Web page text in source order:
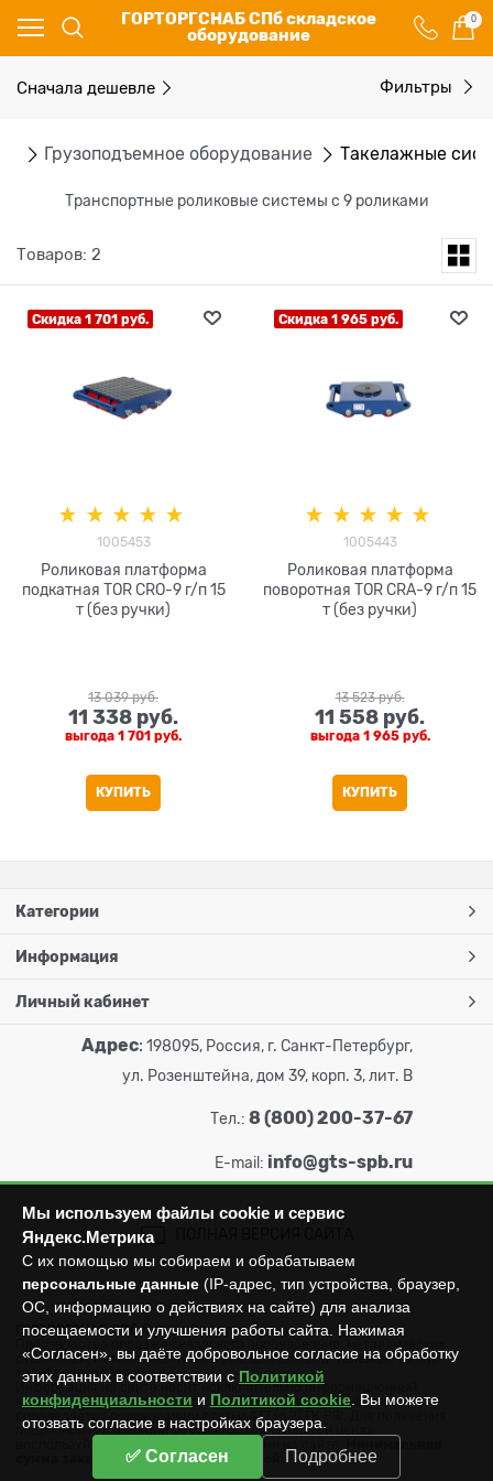
ГОРТОРГСНАБ СПб складское
оборудование
0
Грузоподъемное оборудование Такелажные
Транспортные роликовые системы с 9 роликами
Сначала дешевле Фильтры
Товаров: 2
Скидка 1 701 руб.
1005453
Роликовая платформа
подкатная TOR CRO-9 г/п 15
т (без ручки)
13 039 руб.
11 338 руб.
выгода 1 701 руб.
КУПИТЬ
Скидка 1 965 руб.
1005443
Роликовая платформа
поворотная TOR CRA-9 г/п 15
т (без ручки)
13 523 руб.
11 558 руб.
выгода 1 965 руб.
КУПИТЬ
Категории
Информация
Личный кабинет
Адрес: 198095, Россия, г. Санкт-Петербург,
ул. Розенштейна, дом 39, корп. 3, лит. В
Тел.: 8 (800) 200-37-67
E-mail: info@gts-spb.ru
ГОРТОРГСНАБ СПб © 2026Все права защищены.
Производство продажа складского оборудования: металлических
стеллажей, металлических шкафов, штабелеров, тележек, талей,
тельферов, лебедок и пр.
Информация на сайте носит исключительно информационный
характер и не может считаться публичной офертой, которая
определяется положениями статьи 437 (п.2) ГК РФ. Для получения
подробной информации об имеющихся товарах и ценах
сумма заказа составляет 3000 рублей.
Мы используем файлы cookie и сервис
Яндекс.Метрика
С их помощью мы собираем и обрабатываем
персональные данные (IP-адрес, тип устройства, браузер,
ОС, информацию о действиях на сайте) для анализа
посещаемости и улучшения работы сайта. Нажимая
«Согласен», вы даёте добровольное согласие на обработку
этих данных в соответствии с Политикой
конфиденциальности и Политикой cookie . Вы можете
отозвать согласие в настройках браузера.
✅ Согласен Подробнее